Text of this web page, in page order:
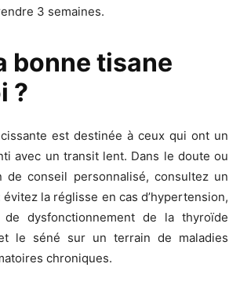
3 semaines.
bonne tisane
?
est destinée à ceux qui ont un
avec un transit lent. Dans le doute ou
de conseil personnalisé, consultez un
la réglisse en cas d’hypertension,
dysfonctionnement de la thyroïde
le séné sur un terrain de maladies
chroniques.